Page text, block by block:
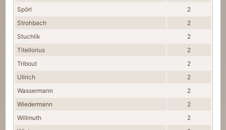
Spörl
2
Strohbach
2
Stuchlik
2
Titellorius
2
Tribout
2
Ullrich
2
Wassermann
2
Wiedermann
2
Willmuth
2